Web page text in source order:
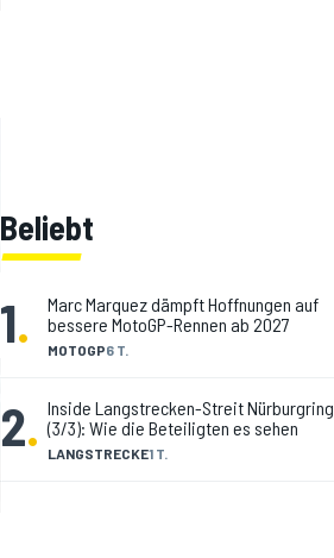
Beliebt
1. MOTOGP6 T.
Marc Marquez dämpft Hoffnungen auf
bessere MotoGP-Rennen ab 2027
2. LANGSTRECKE1 T.
Inside Langstrecken-Streit Nürburgring
(3/3): Wie die Beteiligten es sehen